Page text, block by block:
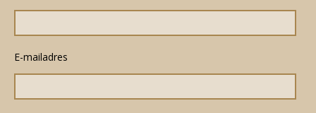
E-mailadres